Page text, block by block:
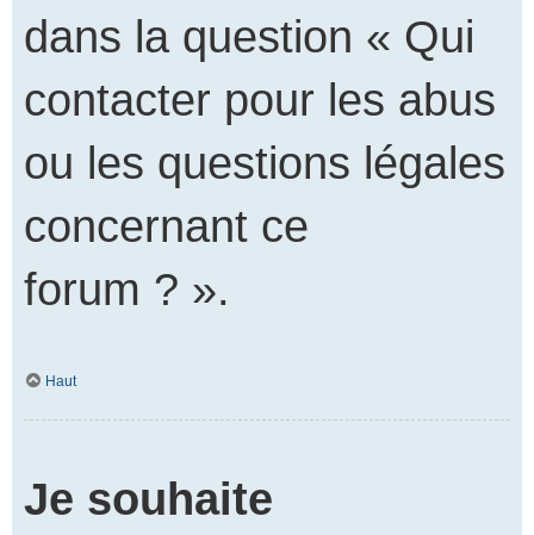
dans la question « Qui
contacter pour les abus
ou les questions légales
concernant ce
forum ? ».
Haut
Je souhaite